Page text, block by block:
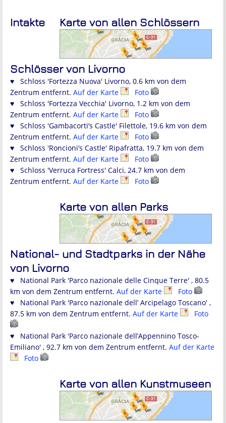
Karte von allen Schlössern
Intakte
Schlösser von Livorno
♥ Schloss 'Fortezza Nuova' Livorno, 0.6 km von dem
Zentrum entfernt. Auf der Karte
Foto
♥ Schloss 'Fortezza Vecchia' Livorno, 1.2 km von dem
Zentrum entfernt. Auf der Karte
Foto
♥ Schloss 'Gambacorti’s Castle' Filettole, 19.6 km von dem
Zentrum entfernt. Auf der Karte
Foto
♥ Schloss 'Roncioni’s Castle' Ripafratta, 19.7 km von dem
Zentrum entfernt. Auf der Karte
Foto
♥ Schloss 'Verruca Fortress' Calci, 24.7 km von dem
Zentrum entfernt. Auf der Karte Foto
Karte von allen Parks
National- und Stadtparks in der Nähe
von Livorno
♥ National Park 'Parco nazionale delle Cinque Terre' , 80.5
km von dem Zentrum entfernt. Auf der Karte
Foto
♥ National Park 'Parco nazionale dell’ Arcipelago Toscano' ,
87.5 km von dem Zentrum entfernt. Auf der Karte Foto
♥ National Park 'Parco nazionale dell’Appennino Tosco-
Emiliano' , 92.7 km von dem Zentrum entfernt. Auf der Karte
Foto
Karte von allen Kunstmuseen